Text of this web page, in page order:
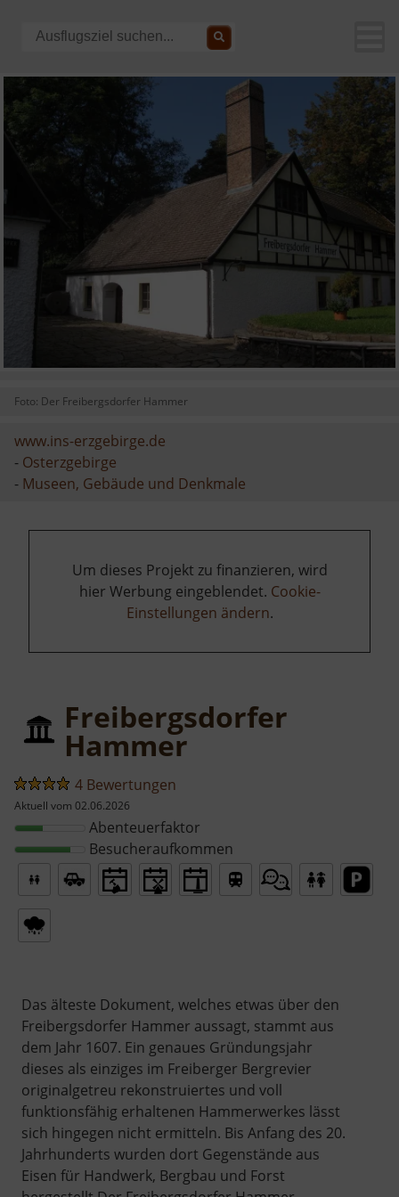
Foto: Der Freibergsdorfer Hammer
www.ins-erzgebirge.de
- Osterzgebirge
- Museen, Gebäude und Denkmale
Um dieses Projekt zu finanzieren, wird
hier Werbung eingeblendet. Cookie-
Einstellungen ändern.
Freibergsdorfer
Hammer
4 Bewertungen
Aktuell vom 02.06.2026
Abenteuerfaktor
Besucheraufkommen
Das älteste Dokument, welches etwas über den
Freibergsdorfer Hammer aussagt, stammt aus
dem Jahr 1607. Ein genaues Gründungsjahr
dieses als einziges im Freiberger Bergrevier
originalgetreu rekonstruiertes und voll
funktionsfähig erhaltenen Hammerwerkes lässt
sich hingegen nicht ermitteln. Bis Anfang des 20.
Jahrhunderts wurden dort Gegenstände aus
Eisen für Handwerk, Bergbau und Forst